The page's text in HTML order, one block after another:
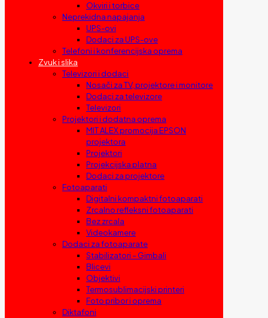
Okviri i torbice
Neprekidna napajanja
UPS-ovi
Dodaci za UPS-ove
Telefoni i konferencijska oprema
Zvuk i slika
Televizori i dodaci
Nosači za TV, projektore i monitore
Dodaci za televizore
Televizori
Projektori i dodatna oprema
MIT ALEX promocija EPSON
projektora
Projektori
Projekcijska platna
Dodaci za projektore
Fotoaparati
Digitalni kompaktni fotoaparati
Zrcalno refleksni fotoaparati
Bez zrcala
Videokamere
Dodaci za fotoaparate
Stabilizatori – Gimbali
Blicevi
Objektivi
Termosublimacijski printeri
Foto pribor i oprema
Diktafoni